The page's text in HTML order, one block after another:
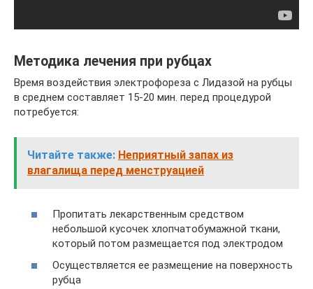
Методика лечения при рубцах
Время воздействия электрофореза с Лидазой на рубцы
в среднем составляет 15-20 мин. перед процедурой
потребуется:
Читайте также: Неприятный запах из
влагалища перед менструацией
Пропитать лекарственным средством
небольшой кусочек хлопчатобумажной ткани,
который потом размещается под электродом
Осуществляется ее размещение на поверхность
рубца